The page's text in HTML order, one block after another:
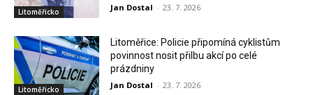
Litoměřicko Jan Dostal - 23. 7. 2026
Litoměřicko
Litoměřice: Policie připomíná cyklistům
povinnost nosit přilbu akcí po celé
prázdniny
Jan Dostal - 23. 7. 2026